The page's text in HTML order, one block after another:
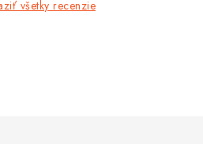
všetky recenzie